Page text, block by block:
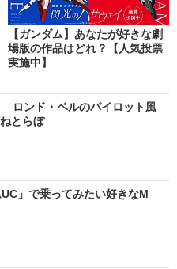
【ガンダム】あなたが好きな劇
場版の作品はどれ？【人気投票
実施中】
ロンド・ベルのパイロット風
とらぼ
UC」で乗ってみたい好きなM